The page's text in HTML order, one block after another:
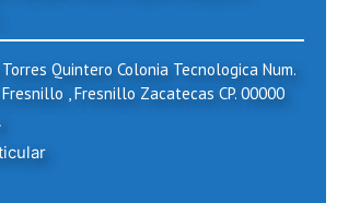
Quintero Colonia Tecnologica Num.
, Fresnillo Zacatecas CP. 00000